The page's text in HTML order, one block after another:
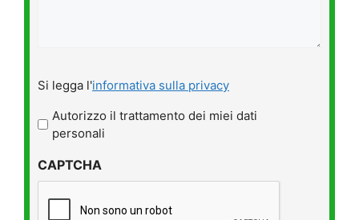
legga
l'informativa
sulla
*
Si legga l'informativa sulla privacy
Autorizzo il trattamento dei miei dati
personali
CAPTCHA